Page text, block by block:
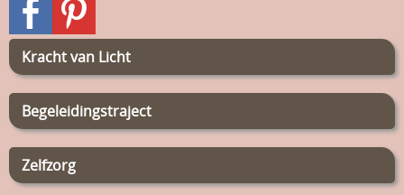
Kracht van Licht
Begeleidingstraject
Zelfzorg